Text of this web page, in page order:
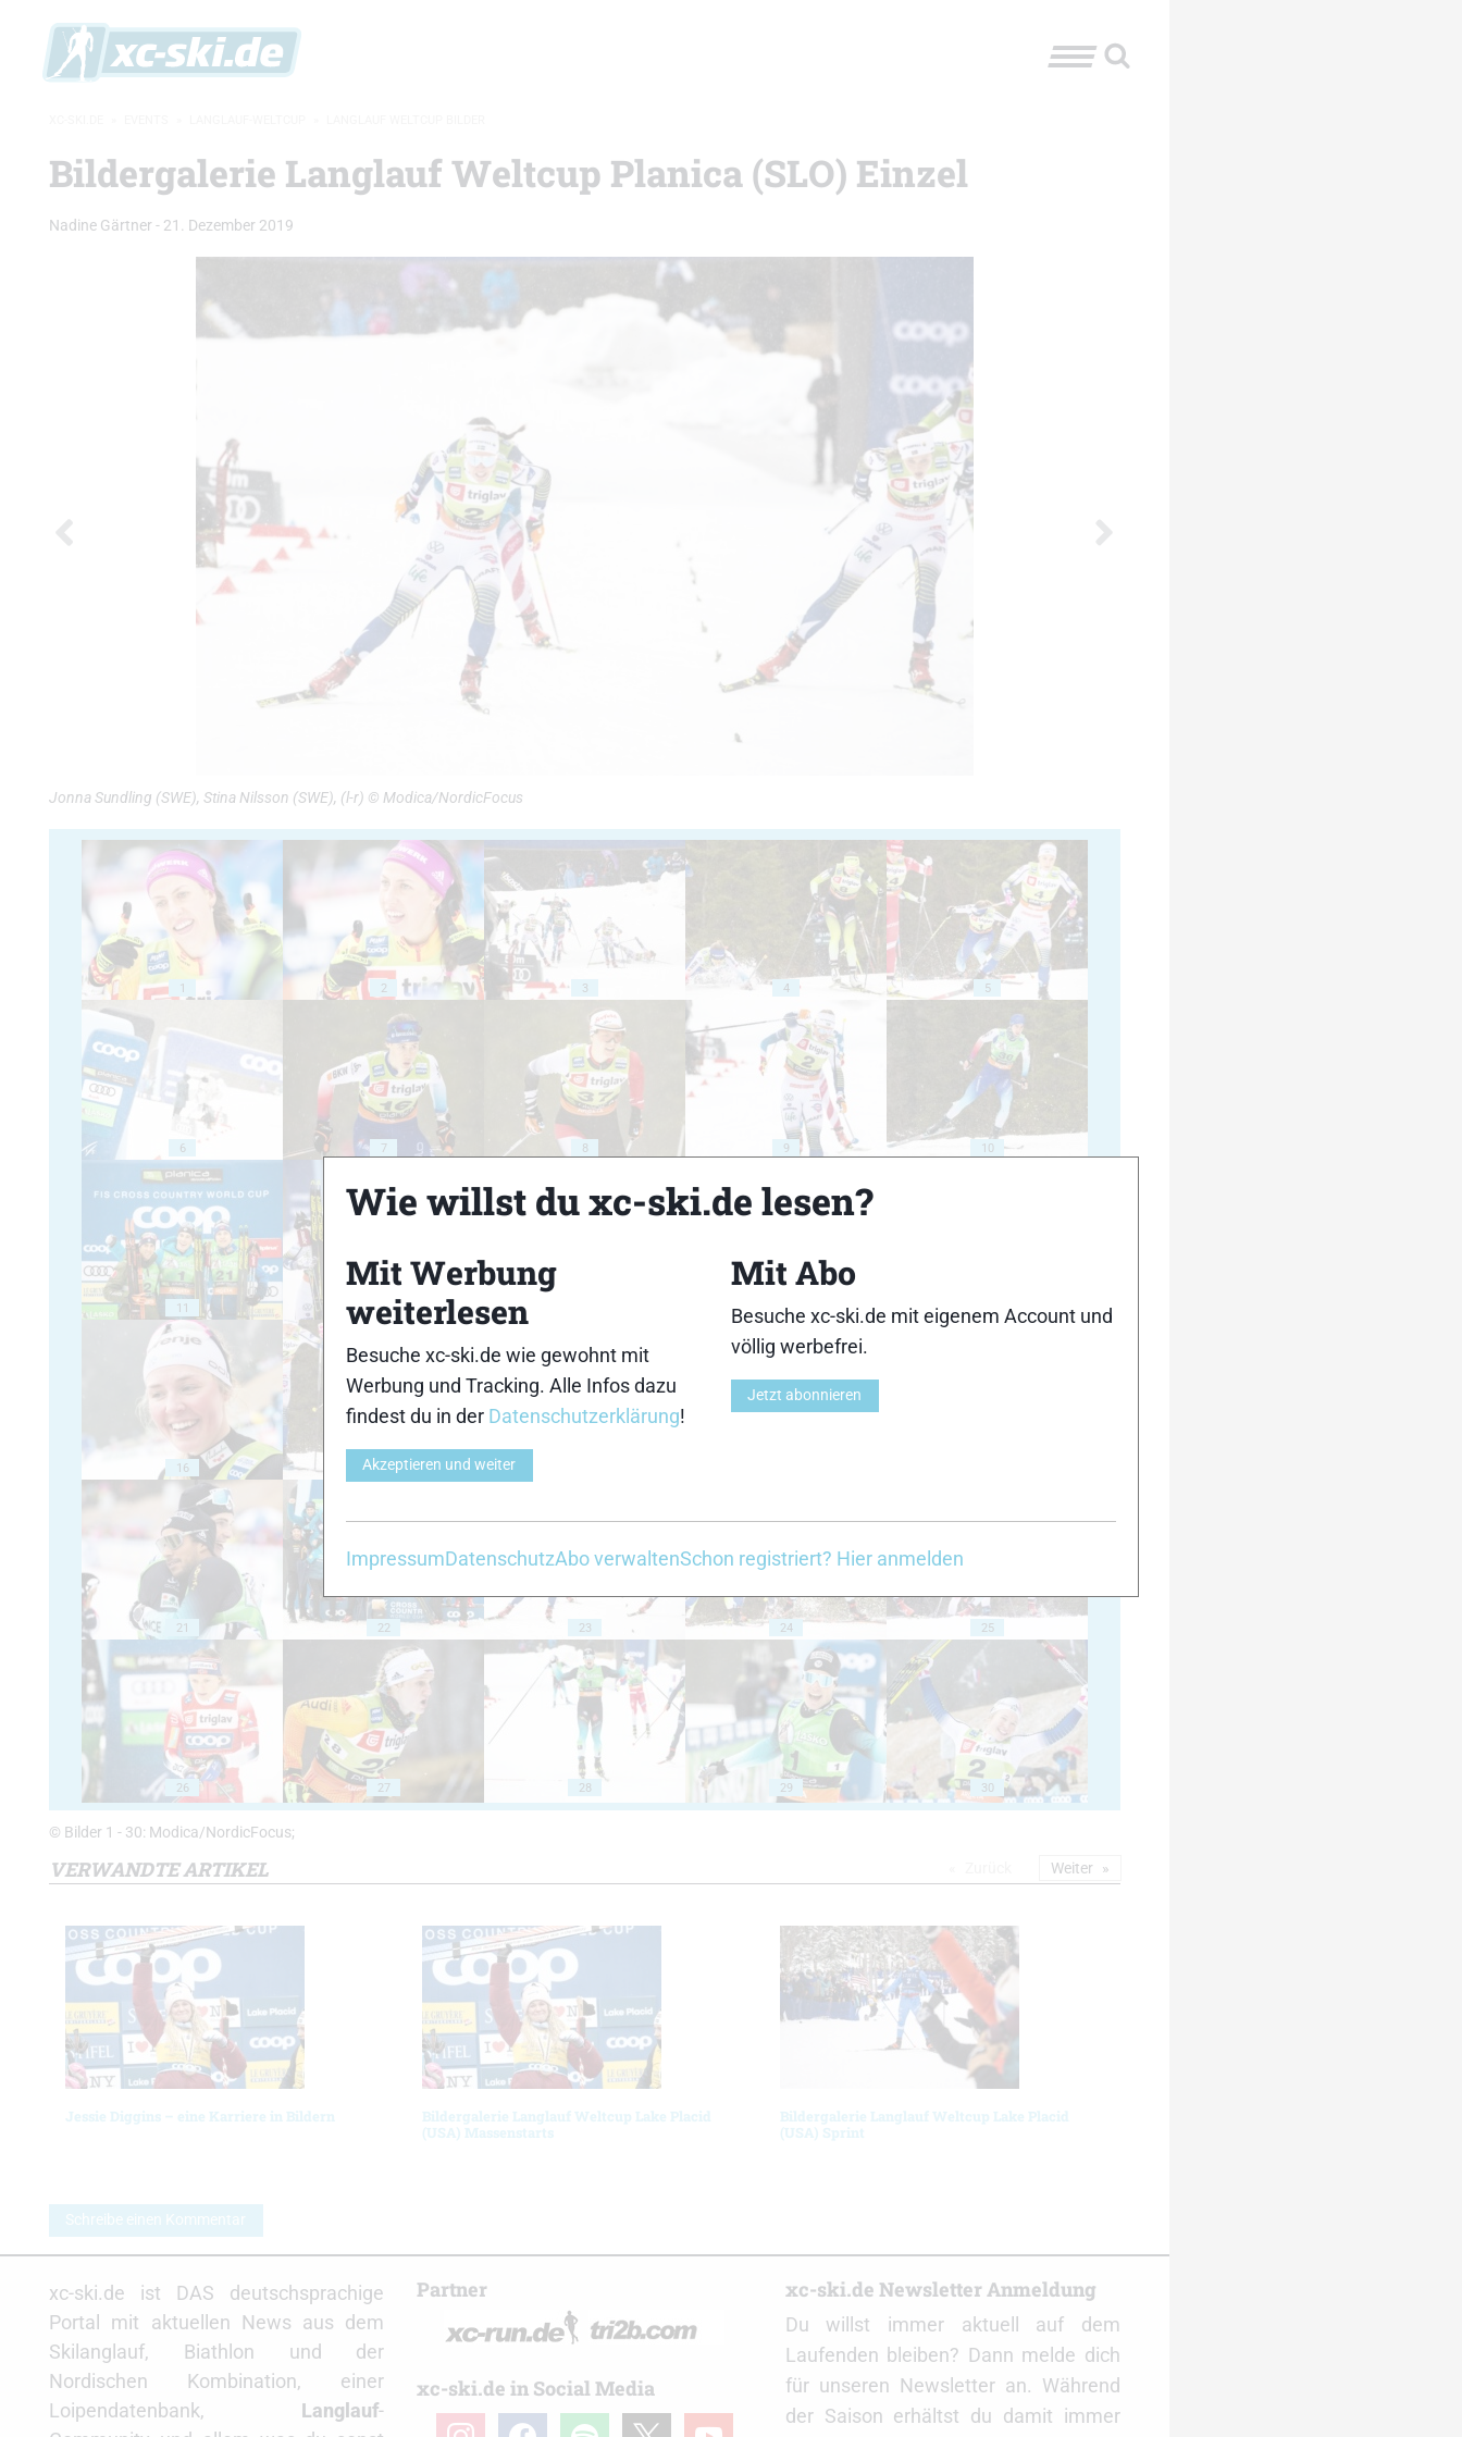
Bildergalerie Langlauf Weltcup Planica (SLO) Einzel
Nadine Gärtner - 21. Dezember 2019
Jonna Sundling (SWE), Stina Nilsson (SWE), (l-r) © Modica/NordicFocus
1 2 3 4 5
6 7 8 9 10
11 12 14
16 17
21 22 23 24 25
26 27 28 29 30
© Bilder 1 - 30: Modica/NordicFocus;
VERWANDTE ARTIKEL
Jessie Diggins – eine Karriere in Bildern
Bildergalerie Langlauf Weltcup Lake Placid
(USA) Massenstarts
Bildergalerie Langlauf Weltcup Lake Placid
(USA) Sprint
Weiter
Schreibe einen Kommentar
xc-ski.de ist DAS deutschsprachige
Portal mit aktuellen News aus dem
Skilanglauf, Biathlon und der
Nordischen Kombination, einer
Loipendatenbank, Langlauf-
Partner
xc-ski.de in Social Media
instagramfacebookspotify youtube
xc-ski.de Newsletter Anmeldung
Du willst immer aktuell auf dem
Laufenden bleiben? Dann melde dich
für unseren Newsletter an. Während
der Saison erhältst du damit immer
Wie willst du xc-ski.de lesen?
Mit Werbung
weiterlesen
Besuche xc-ski.de wie gewohnt mit
Werbung und Tracking. Alle Infos dazu
findest du in der Datenschutzerklärung!
Akzeptieren und weiter
Mit Abo
Besuche xc-ski.de mit eigenem Account und
völlig werbefrei.
Jetzt abonnieren
ImpressumDatenschutzAbo verwaltenSchon registriert? Hier anmelden